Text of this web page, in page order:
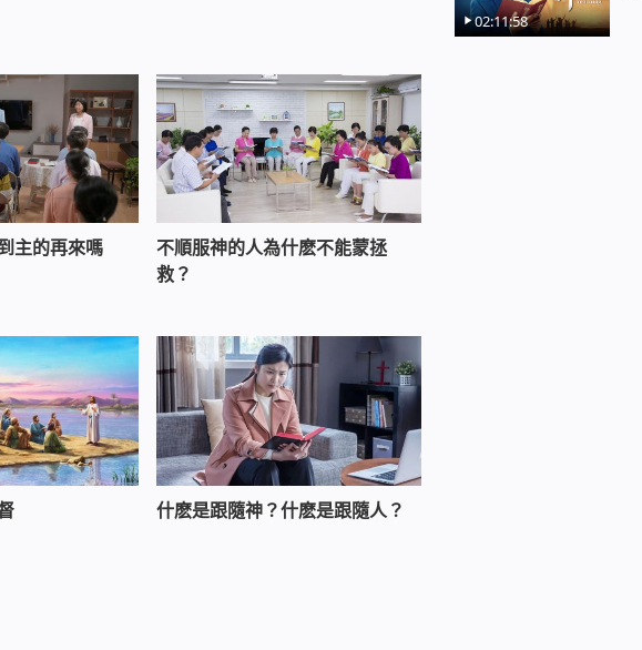
主的再來嗎
不順服神的人為什麽不能蒙拯
救？
什麽是跟隨神？什麽是跟隨人？
02:11:58